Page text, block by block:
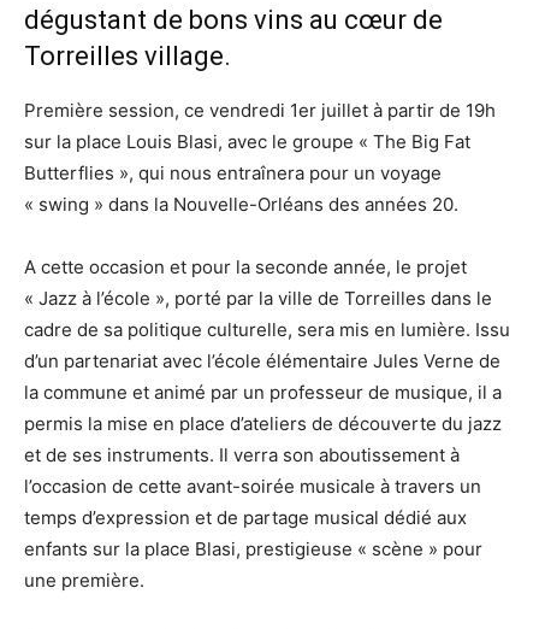
dégustant de bons vins au cœur de
Torreilles village.
Première session, ce vendredi 1er juillet à partir de 19h
sur la place Louis Blasi, avec le groupe « The Big Fat
Butterflies », qui nous entraînera pour un voyage
« swing » dans la Nouvelle-Orléans des années 20.
A cette occasion et pour la seconde année, le projet
« Jazz à l’école », porté par la ville de Torreilles dans le
cadre de sa politique culturelle, sera mis en lumière. Issu
d’un partenariat avec l’école élémentaire Jules Verne de
la commune et animé par un professeur de musique, il a
permis la mise en place d’ateliers de découverte du jazz
et de ses instruments. Il verra son aboutissement à
l’occasion de cette avant-soirée musicale à travers un
temps d’expression et de partage musical dédié aux
enfants sur la place Blasi, prestigieuse « scène » pour
une première.